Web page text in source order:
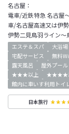
名古屋：
電車/近鉄特急 名古屋
車/名古屋高速又は伊
伊勢二見鳥羽ライン～
エステ＆スパ 大浴場
宅配サービス
無料
露天風呂
屋外プール
★★★以上
★★★★
館内に車いす利用トイ
日本旅行